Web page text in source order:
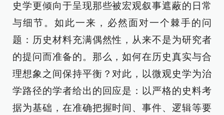
史学更倾向于呈现那些被宏观叙事遮蔽的日常
与细节。如此一来，必然面对一个棘手的问
题：历史材料充满偶然性，从来不是为研究者
的提问而准备的。那么，如何在历史真实与合
理想象之间保持平衡？对此，以微观史学为治
学路径的学者给出的回应是：以严格的史料考
据为基础，在准确把握时间、事件、逻辑等要